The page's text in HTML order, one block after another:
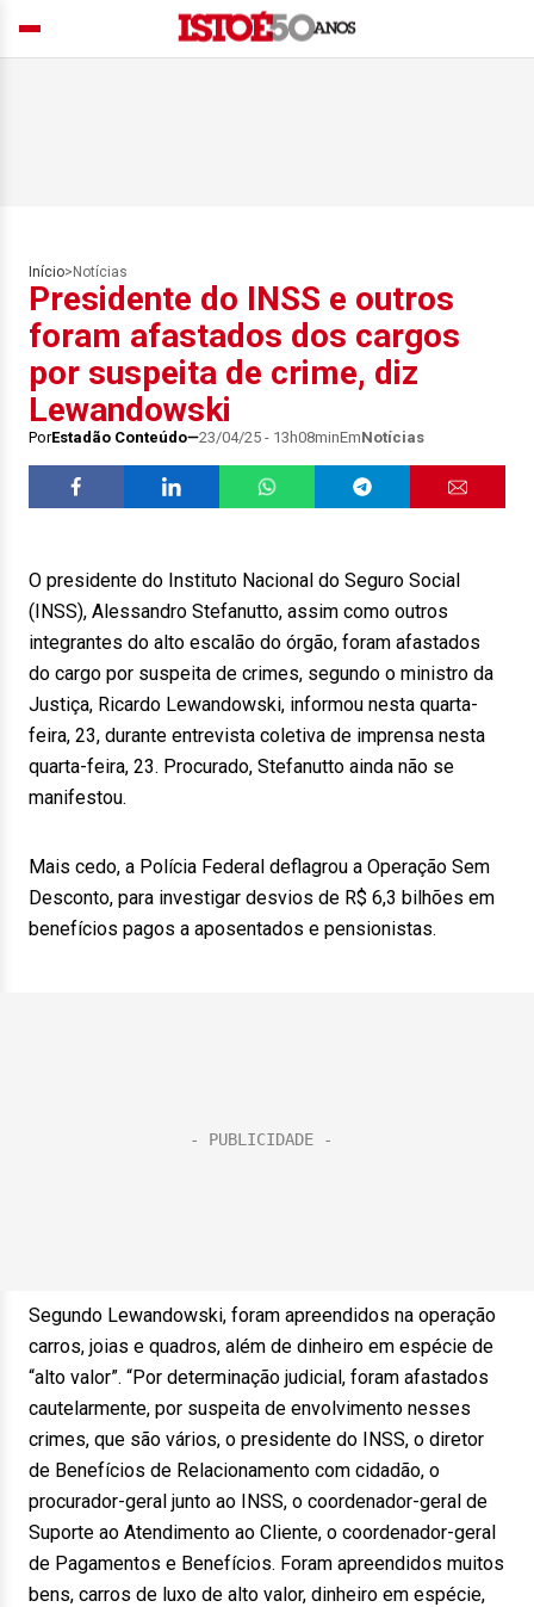
Início> Notícias
Presidente do INSS e outros
foram afastados dos cargos
por suspeita de crime, diz
Lewandowski
PorEstadão Conteúdo 23/04/25 - 13h08minEmNotícias
O presidente do Instituto Nacional do Seguro Social
(INSS), Alessandro Stefanutto, assim como outros
integrantes do alto escalão do órgão, foram afastados
do cargo por suspeita de crimes, segundo o ministro da
Justiça, Ricardo Lewandowski, informou nesta quarta-
feira, 23, durante entrevista coletiva de imprensa nesta
quarta-feira, 23. Procurado, Stefanutto ainda não se
manifestou.
Mais cedo, a Polícia Federal deflagrou a Operação Sem
Desconto, para investigar desvios de R$ 6,3 bilhões em
benefícios pagos a aposentados e pensionistas.
Segundo Lewandowski, foram apreendidos na operação
carros, joias e quadros, além de dinheiro em espécie de
“alto valor”. “Por determinação judicial, foram afastados
cautelarmente, por suspeita de envolvimento nesses
crimes, que são vários, o presidente do INSS, o diretor
de Benefícios de Relacionamento com cidadão, o
procurador-geral junto ao INSS, o coordenador-geral de
Suporte ao Atendimento ao Cliente, o coordenador-geral
de Pagamentos e Benefícios. Foram apreendidos muitos
bens, carros de luxo de alto valor, dinheiro em espécie,